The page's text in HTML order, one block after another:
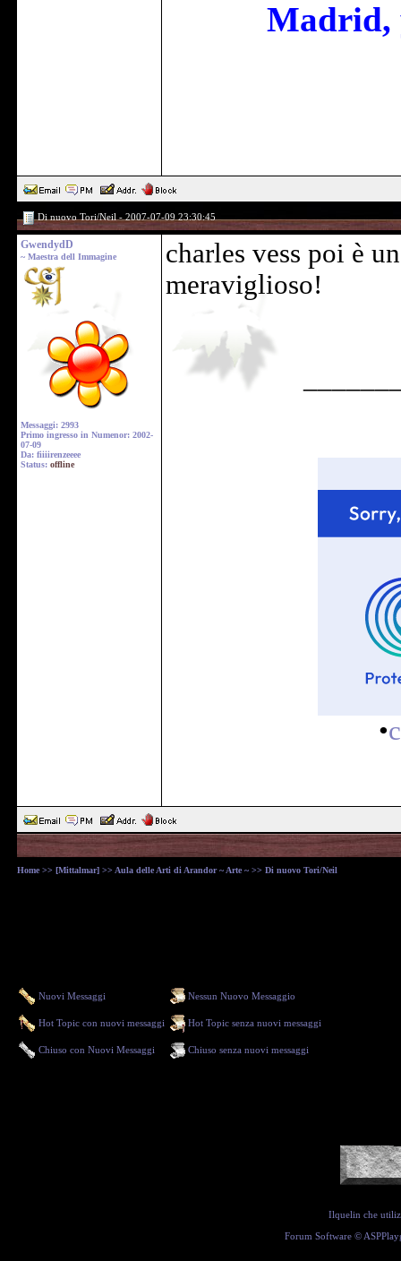
Madrid,
Di nuovo Tori/Neil - 2007-07-09 23:30:45
GwendydD
~ Maestra dell Immagine
Messaggi: 2993
Primo ingresso in Numenor: 2002-
07-09
Da: fiiiirenzeeee
Status: offline
charles vess poi è
meraviglioso!
•
Home >> [Mittalmar] >> Aula delle Arti di Arandor ~ Arte ~ >> Di nuovo Tori/Neil
Nuovi Messaggi Nessun Nuovo Messaggio
Hot Topic con nuovi messaggi Hot Topic senza nuovi messaggi
Chiuso con Nuovi Messaggi Chiuso senza nuovi messaggi
Ilquelin che
Forum Software ©